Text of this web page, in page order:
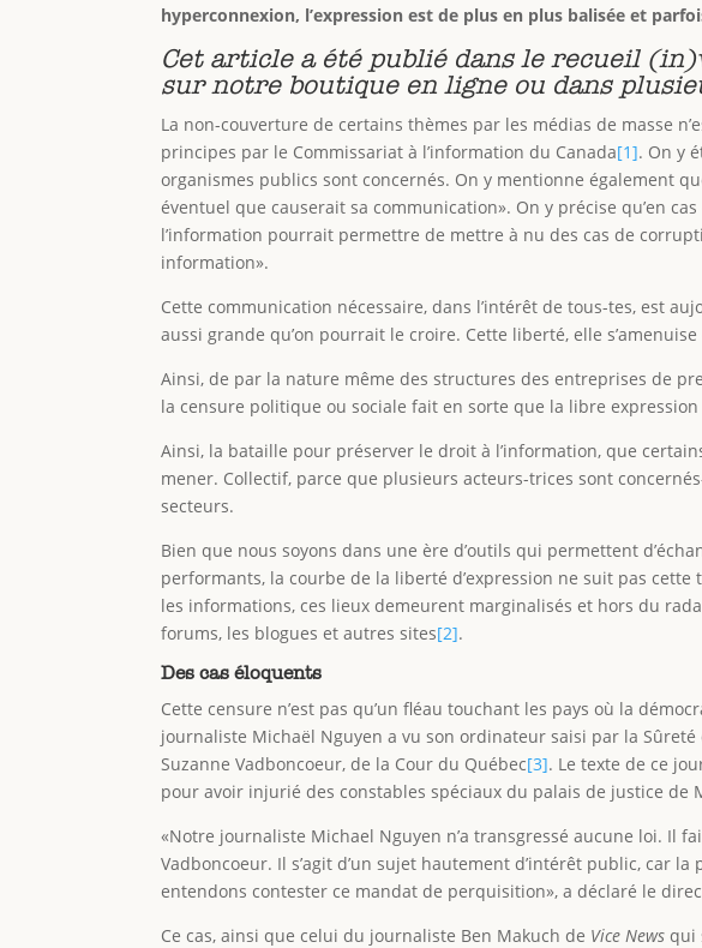
hyperconnexion, l’expression est de plus en plus balisée et
Cet article a été publié dans le recueil
sur notre boutique en ligne ou dans
La non-couverture de certains thèmes par les médias de masse
principes par le Commissariat à l’information du Canada[1]. On y
organismes publics sont concernés. On y mentionne également
éventuel que causerait sa communication». On y précise qu’en
l’information pourrait permettre de mettre à nu des cas de
information».
Cette communication nécessaire, dans l’intérêt de tous-tes, est
aussi grande qu’on pourrait le croire. Cette liberté, elle
Ainsi, de par la nature même des structures des entreprises de
la censure politique ou sociale fait en sorte que la libre
Ainsi, la bataille pour préserver le droit à l’information, que
mener. Collectif, parce que plusieurs acteurs-trices sont
secteurs.
Bien que nous soyons dans une ère d’outils qui permettent
performants, la courbe de la liberté d’expression ne suit pas
les informations, ces lieux demeurent marginalisés et hors du
forums, les blogues et autres sites[2].
Des cas éloquents
Cette censure n’est pas qu’un fléau touchant les pays où la
journaliste Michaël Nguyen a vu son ordinateur saisi par la
Suzanne Vadboncoeur, de la Cour du Québec[3]. Le texte de ce
pour avoir injurié des constables spéciaux du palais de justice de
«Notre journaliste Michael Nguyen n’a transgressé aucune loi.
Vadboncoeur. Il s’agit d’un sujet hautement d’intérêt public, car
entendons contester ce mandat de perquisition», a déclaré le
Ce cas, ainsi que celui du journaliste Ben Makuch de Vice Newsqui